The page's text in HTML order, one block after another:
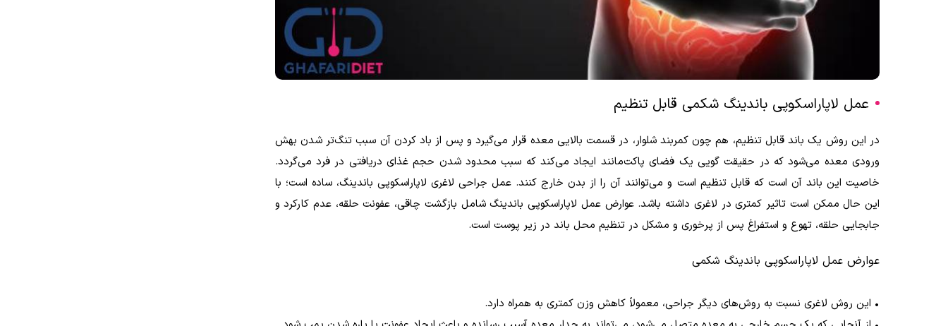
عمل لاپاراسکوپی باندینگ شکمی قابل تنظیم
در این روش یک باند قابل تنظیم، هم چون کمربند شلوار، در قسمت بالایی معده قرار می‌گیرد و پس از باد کردن آن سبب تنگ‌تر شدن بهش
ورودی معده می‌شود که در حقیقت گویی یک فضای پاکت‌مانند ایجاد می‌کند که سبب محدود شدن حجم غذای دریافتی در فرد می‌گردد.
خاصیت این باند آن است که قابل تنظیم است و می‌توانند آن را از بدن خارج کنند. عمل جراحی لاغری لاپاراسکوپی باندینگ، ساده است؛ با
این حال ممکن است تاثیر کمتری در لاغری داشته باشد. عوارض عمل لاپاراسکوپی باندینگ شامل بازگشت چاقی، عفونت حلقه، عدم کارکرد و
جابجایی حلقه، تهوع و استفراغ پس از پرخوری و مشکل در تنظیم محل باند در زیر پوست است.
عوارض عمل لاپاراسکوپی باندینگ شکمی
• این روش لاغری نسبت به روش‌های دیگر جراحی، معمولاً کاهش وزن کمتری به همراه دارد.